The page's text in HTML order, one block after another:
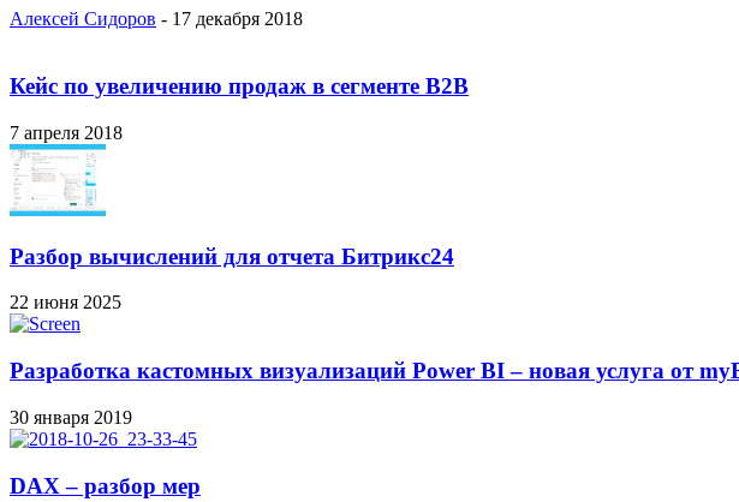
Алексей Сидоров - 17 декабря 2018
Кейс по увеличению продаж в сегменте B2B
7 апреля 2018
Разбор вычислений для отчета Битрикс24
22 июня 2025
Разработка кастомных визуализаций Power BI – новая услуга от
30 января 2019
DAX – разбор мер